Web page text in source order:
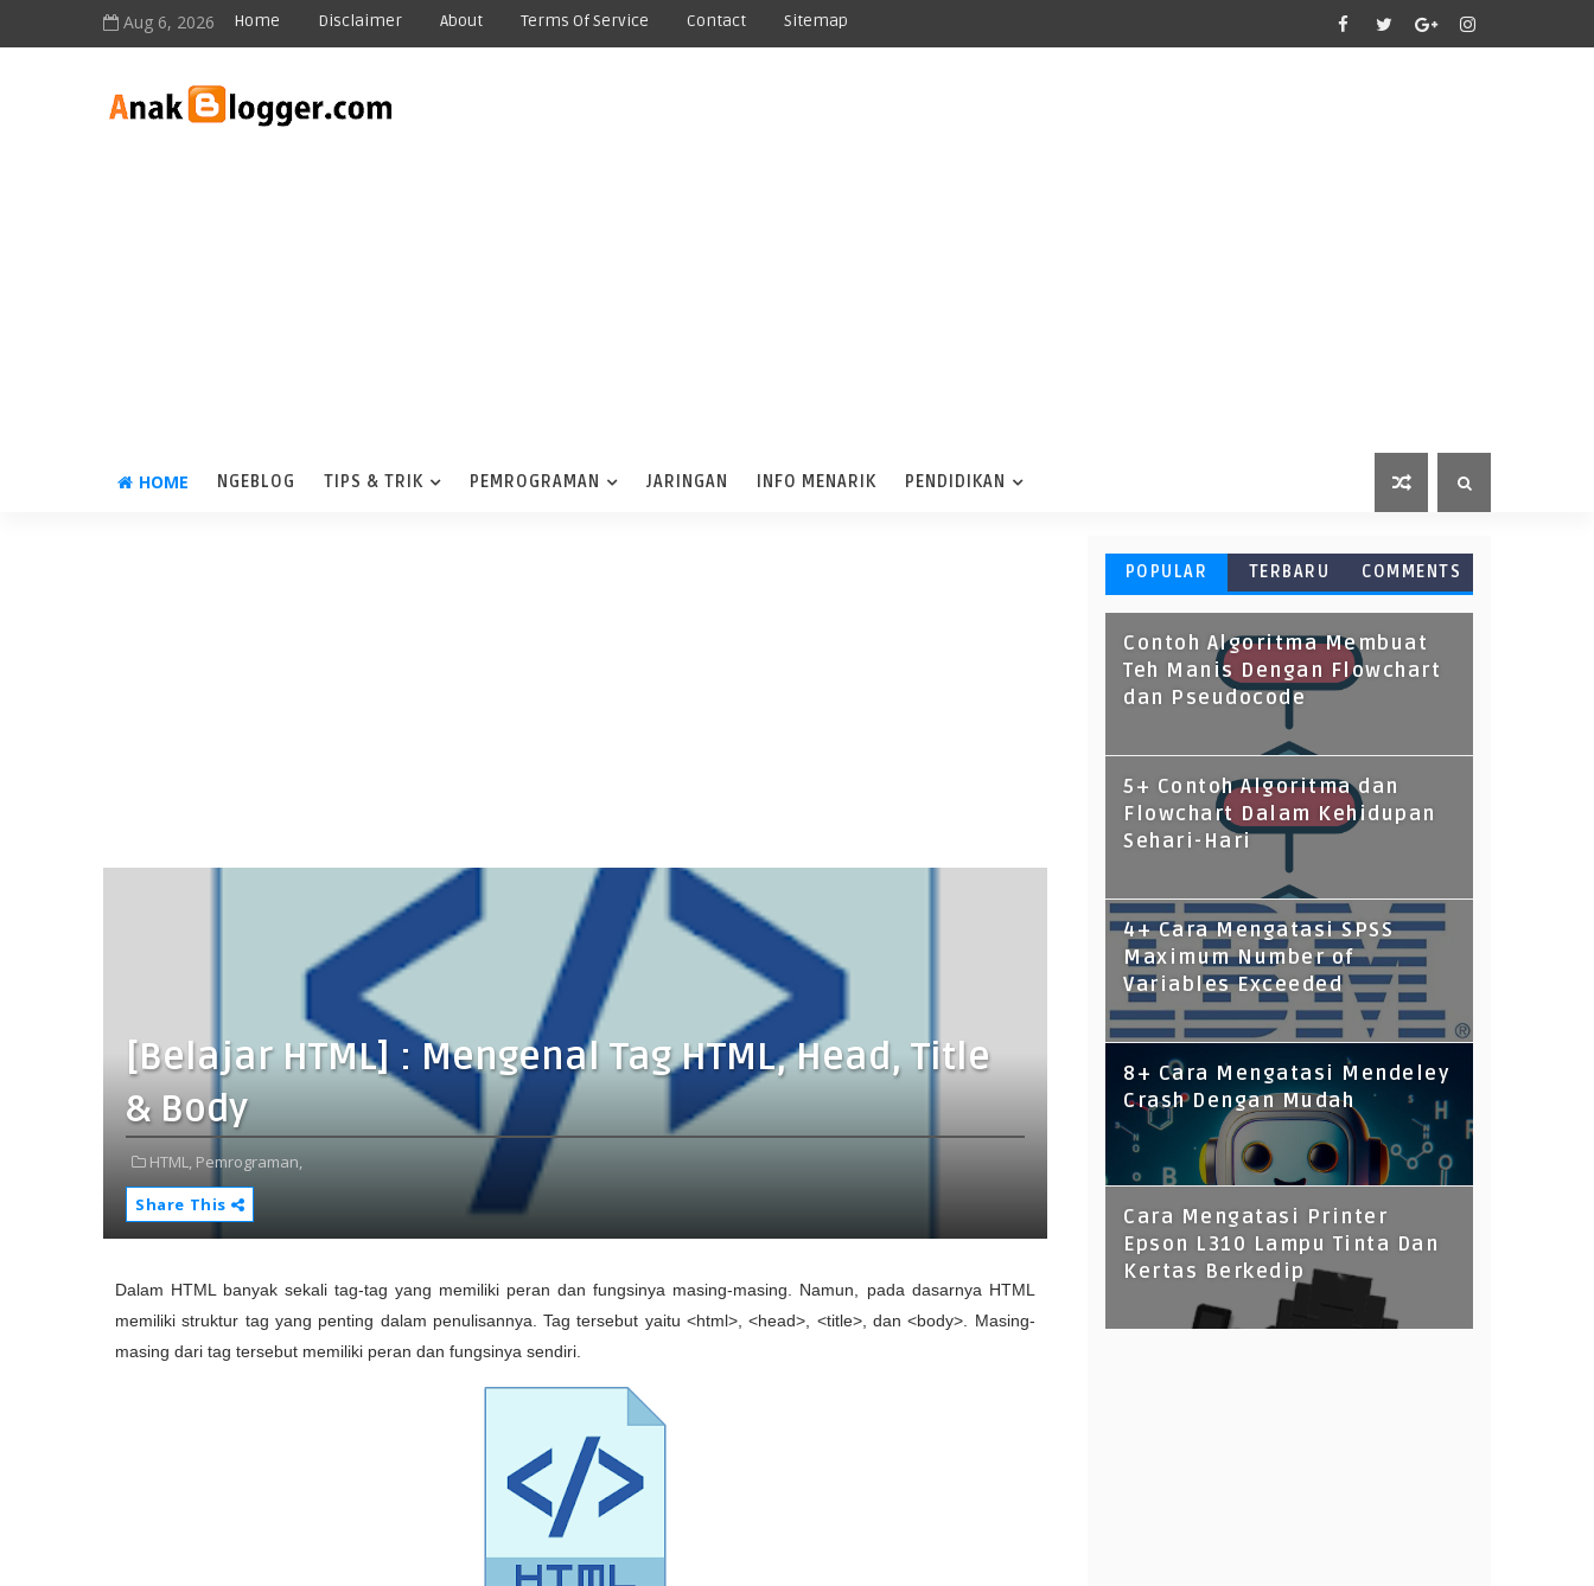
Aug 6, 2026 Home Disclaimer About Terms Of Service Contact Sitemap
HOME NGEBLOG TIPS & TRIK PEMROGRAMAN JARINGAN INFO MENARIK PENDIDIKAN
[Belajar HTML] : Mengenal Tag HTML, Head, Title
& Body
HTML, Pemrograman,
Share This
Dalam HTML banyak sekali tag-tag yang memiliki peran dan fungsinya masing-masing. Namun, pada dasarnya HTML
memiliki struktur tag yang penting dalam penulisannya. Tag tersebut yaitu <html>, <head>, <title>, dan <body>. Masing-
masing dari tag tersebut memiliki peran dan fungsinya sendiri.
POPULAR TERBARU COMMENTS
Contoh Algoritma Membuat
Teh Manis Dengan Flowchart
dan Pseudocode
5+ Contoh Algoritma dan
Flowchart Dalam Kehidupan
Sehari-Hari
4+ Cara Mengatasi SPSS
Maximum Number of
Variables Exceeded
8+ Cara Mengatasi Mendeley
Crash Dengan Mudah
Cara Mengatasi Printer
Epson L310 Lampu Tinta Dan
Kertas Berkedip